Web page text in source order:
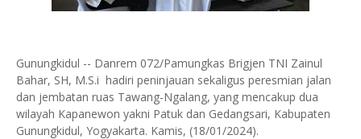
Gunungkidul -- Danrem 072/Pamungkas Brigjen TNI Zainul
Bahar, SH, M.S.i hadiri peninjauan sekaligus peresmian jalan
dan jembatan ruas Tawang-Ngalang, yang mencakup dua
wilayah Kapanewon yakni Patuk dan Gedangsari, Kabupaten
Gunungkidul, Yogyakarta. Kamis, (18/01/2024).